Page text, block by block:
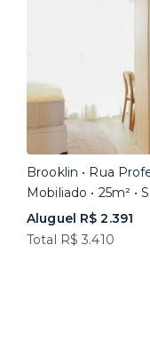
Brooklin • Rua
Mobiliado • 25m² •
Aluguel R$ 2.391
Total R$ 3.410